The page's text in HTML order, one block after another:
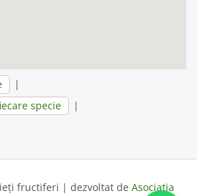
|
specie
|
fructiferi | dezvoltat de Asociația